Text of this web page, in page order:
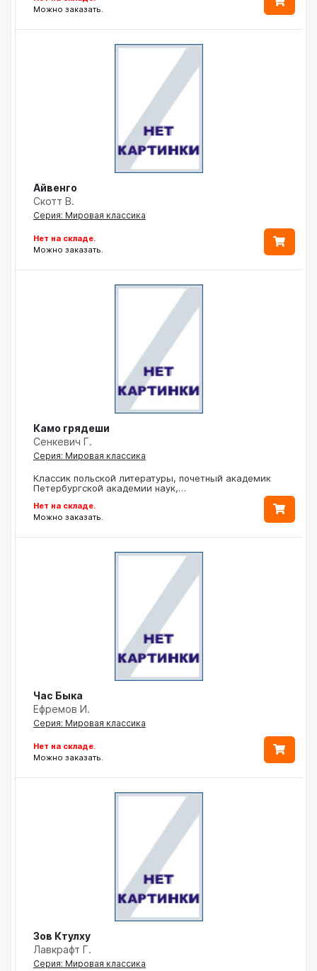
Можно заказать.
Айвенго
Скотт В.
Серия: Мировая классика
Нет на складе.
Можно заказать.
Камо грядеши
Сенкевич Г.
Серия: Мировая классика
Классик польской литературы, почетный академик
Петербургской академии наук,…
Нет на складе.
Можно заказать.
Час Быка
Ефремов И.
Серия: Мировая классика
Нет на складе.
Можно заказать.
Зов Ктулху
Лавкрафт Г.
Серия: Мировая классика